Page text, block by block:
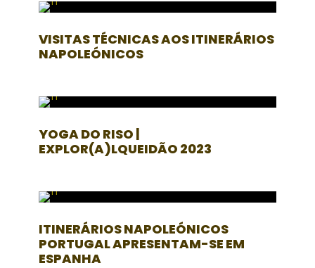
VISITAS TÉCNICAS AOS ITINERÁRIOS
NAPOLEÓNICOS
YOGA DO RISO |
EXPLOR(A)LQUEIDÃO 2023
ITINERÁRIOS NAPOLEÓNICOS
PORTUGAL APRESENTAM-SE EM
ESPANHA